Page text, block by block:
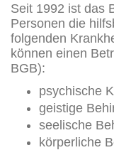
Seit 1992 ist das
Personen die
folgenden
können einen
BGB):
psychische
geistige
seelische
körperliche